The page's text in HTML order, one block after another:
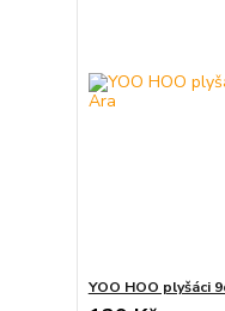
YOO HOO plyšáci